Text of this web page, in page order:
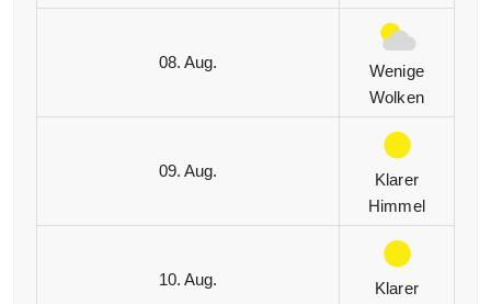
08. Aug.
Wenige
Wolken
09. Aug.
Klarer
Himmel
10. Aug.
Klarer